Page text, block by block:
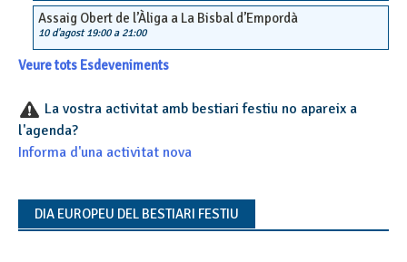
Assaig Obert de l’Àliga a La Bisbal d’Empordà
10 d'agost 19:00a 21:00
Veure tots Esdeveniments
La vostra activitat amb bestiari festiu no apareix a
l'agenda?
Informa d'una activitat nova
DIA EUROPEU DEL BESTIARI FESTIU